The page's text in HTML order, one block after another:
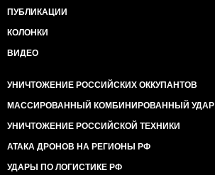
ПУБЛИКАЦИИ
КОЛОНКИ
ВИДЕО
УНИЧТОЖЕНИЕ РОССИЙСКИХ ОККУПАНТОВ
МАССИРОВАННЫЙ КОМБИНИРОВАННЫЙ УДАР
УНИЧТОЖЕНИЕ РОССИЙСКОЙ ТЕХНИКИ
АТАКА ДРОНОВ НА РЕГИОНЫ РФ
УДАРЫ ПО ЛОГИСТИКЕ РФ